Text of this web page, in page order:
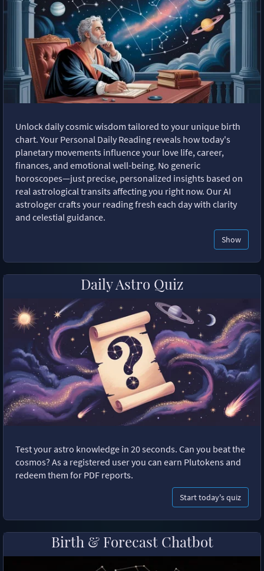
Unlock daily cosmic wisdom tailored to your unique birth
chart. Your Personal Daily Reading reveals how today's
planetary movements influence your love life, career,
finances, and emotional well-being. No generic
horoscopes—just precise, personalized insights based on
real astrological transits affecting you right now. Our AI
astrologer crafts your reading fresh each day with clarity
and celestial guidance.
Show
Daily Astro Quiz
Test your astro knowledge in 20 seconds. Can you beat the
cosmos? As a registered user you can earn Plutokens and
redeem them for PDF reports.
Start today's quiz
Birth & Forecast Chatbot